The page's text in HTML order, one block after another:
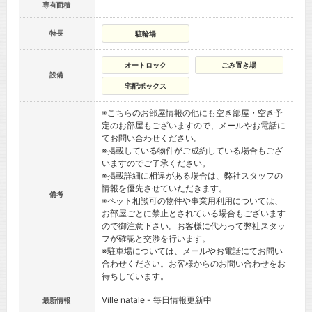
専有面積
特長 駐輪場
設備
オートロック ごみ置き場
宅配ボックス
備考
※こちらのお部屋情報の他にも空き部屋・空き予
定のお部屋もございますので、メールやお電話に
てお問い合わせください。
※掲載している物件がご成約している場合もござ
いますのでご了承ください。
※掲載詳細に相違がある場合は、弊社スタッフの
情報を優先させていただきます。
※ペット相談可の物件や事業用利用については、
お部屋ごとに禁止とされている場合もございます
ので御注意下さい。お客様に代わって弊社スタッ
フが確認と交渉を行います。
※駐車場については、メールやお電話にてお問い
合わせください。お客様からのお問い合わせをお
待ちしています。
最新情報 Ville natale - 毎日情報更新中